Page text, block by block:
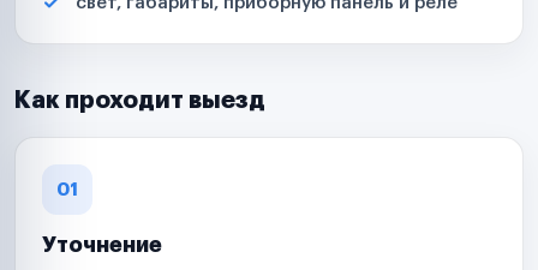
Как проходит выезд
01
Уточнение